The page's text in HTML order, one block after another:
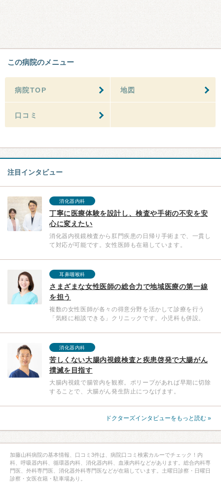
この病院のメニュー
病院TOP 地図
口コミ
注目インタビュー
消化器内科
丁寧に医療体験を設計し、検査や手術の不安を安
心に変えたい
消化器内視鏡検査から肛門疾患の日帰り手術まで、一貫し
て対応が可能です。女性医師も在籍しています。
耳鼻咽喉科
さまざまな女性医師の総合力で地域医療の第一線
を担う
複数の女性医師が各々の得意分野を活かして診療を行う
「気軽に相談できる」クリニックです。小児科も併設。
消化器内科
苦しくない大腸内視鏡検査と疾患啓発で大腸がん
撲滅を目指す
大腸内視鏡で腸管内を観察。ポリープがあれば早期に切除
することで、大腸がん発生防止につなげます。
ドクターズインタビューをもっと読む »
加藤山科病院の基本情報、口コミ3件は、病院口コミ検索カルーでチェック！内
科、呼吸器内科、循環器内科、消化器内科、血液内科などがあります。総合内科専
門医、外科専門医、消化器外科専門医などが在籍しています。土曜日診察・日曜日
診察・女医在籍・駐車場あり。